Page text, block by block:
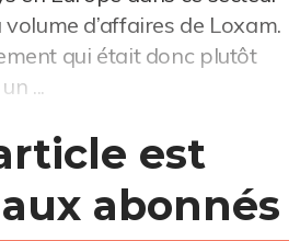
d’affaires de Loxam.
qui était donc plutôt
...
est
abonnés